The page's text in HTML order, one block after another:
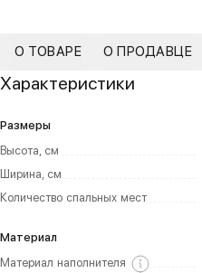
О ТОВАРЕ О ПРОДАВЦЕ
Характеристики
Размеры
Высота, см
Ширина, см
Количество спальных мест
Материал
Материал наполнителя